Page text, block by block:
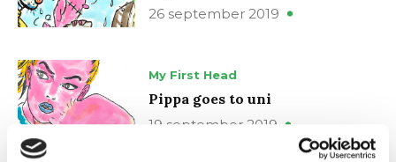
26 september 2019
My First Head
Pippa goes to uni
19 september 2019